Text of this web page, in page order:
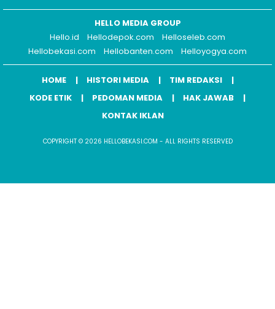
HELLO MEDIA GROUP
Hello.id
Hellodepok.com
Helloseleb.com
Hellobekasi.com
Hellobanten.com Helloyogya.com
HOME HISTORI MEDIA
TIM REDAKSI
KODE ETIK
PEDOMAN MEDIA
HAK JAWAB
KONTAK IKLAN
COPYRIGHT © 2026 HELLOBEKASI.COM - ALL RIGHTS RESERVED